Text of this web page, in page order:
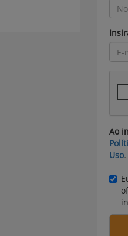
Ao
Uso.